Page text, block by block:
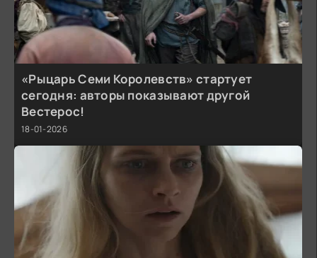
«Рыцарь Семи Королевств» стартует
сегодня: авторы показывают другой
Вестерос!
18-01-2026